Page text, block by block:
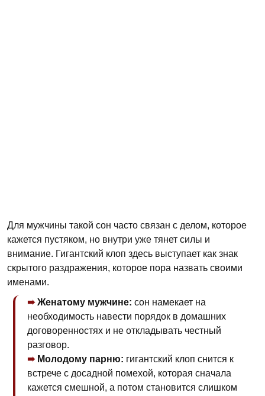
Для мужчины такой сон часто связан с делом, которое
кажется пустяком, но внутри уже тянет силы и
внимание. Гигантский клоп здесь выступает как знак
скрытого раздражения, которое пора назвать своими
именами.
Женатому мужчине: сон намекает на
необходимость навести порядок в домашних
договоренностях и не откладывать честный
разговор.
Молодому парню: гигантский клоп снится к
встрече с досадной помехой, которая сначала
кажется смешной, а потом становится слишком